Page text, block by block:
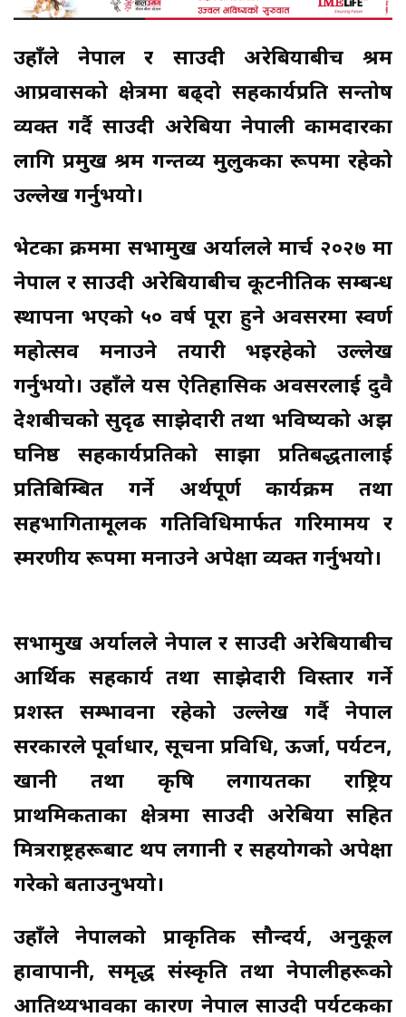
उहाँले नेपाल र साउदी अरेबियाबीच श्रम
आप्रवासको क्षेत्रमा बढ्दो सहकार्यप्रति सन्तोष
व्यक्त गर्दै साउदी अरेबिया नेपाली कामदारका
लागि प्रमुख श्रम गन्तव्य मुलुकका रूपमा रहेको
उल्लेख गर्नुभयो।
भेटका क्रममा सभामुख अर्यालले मार्च २०२७ मा
नेपाल र साउदी अरेबियाबीच कूटनीतिक सम्बन्ध
स्थापना भएको ५० वर्ष पूरा हुने अवसरमा स्वर्ण
महोत्सव मनाउने तयारी भइरहेको उल्लेख
गर्नुभयो। उहाँले यस ऐतिहासिक अवसरलाई दुवै
देशबीचको सुदृढ साझेदारी तथा भविष्यको अझ
घनिष्ठ सहकार्यप्रतिको साझा प्रतिबद्धतालाई
प्रतिबिम्बित गर्ने अर्थपूर्ण कार्यक्रम तथा
सहभागितामूलक गतिविधिमार्फत गरिमामय र
स्मरणीय रूपमा मनाउने अपेक्षा व्यक्त गर्नुभयो।
सभामुख अर्यालले नेपाल र साउदी अरेबियाबीच
आर्थिक सहकार्य तथा साझेदारी विस्तार गर्ने
प्रशस्त सम्भावना रहेको उल्लेख गर्दै नेपाल
सरकारले पूर्वाधार, सूचना प्रविधि, ऊर्जा, पर्यटन,
खानी तथा कृषि लगायतका राष्ट्रिय
प्राथमिकताका क्षेत्रमा साउदी अरेबिया सहित
मित्रराष्ट्रहरूबाट थप लगानी र सहयोगको अपेक्षा
गरेको बताउनुभयो।
उहाँले नेपालको प्राकृतिक सौन्दर्य, अनुकूल
हावापानी, समृद्ध संस्कृति तथा नेपालीहरूको
आतिथ्यभावका कारण नेपाल साउदी पर्यटकका